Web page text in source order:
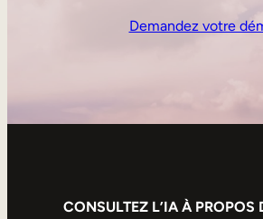
Demandez votre
CONSULTEZ L’IA À PROPOS